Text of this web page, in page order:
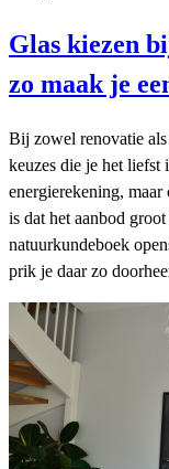
Glas kiezen
zo maak je
Bij zowel renovatie
keuzes die je het liefst
energierekening,
is dat het aanbod
natuurkundeboek
prik je daar zo